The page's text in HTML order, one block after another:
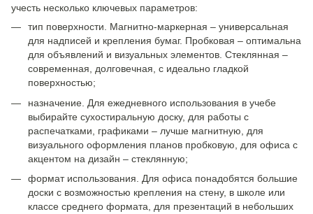
учесть несколько ключевых параметров:
тип поверхности. Магнитно-маркерная – универсальная
для надписей и крепления бумаг. Пробковая – оптимальна
для объявлений и визуальных элементов. Стеклянная –
современная, долговечная, с идеально гладкой
поверхностью;
назначение. Для ежедневного использования в учебе
выбирайте сухостиральную доску, для работы с
распечатками, графиками – лучше магнитную, для
визуального оформления планов пробковую, для офиса с
акцентом на дизайн – стеклянную;
формат использования. Для офиса понадобятся большие
доски с возможностью крепления на стену, в школе или
классе среднего формата, для презентаций в небольших